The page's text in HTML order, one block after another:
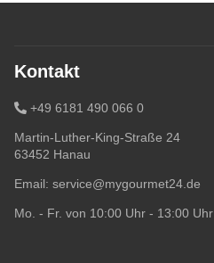
Kontakt
+49 6181 490 066 0
Martin-Luther-King-Straße 24
63452 Hanau
Email: service@mygourmet24.de
Mo. - Fr. von 10:00 Uhr - 13:00 Uhr